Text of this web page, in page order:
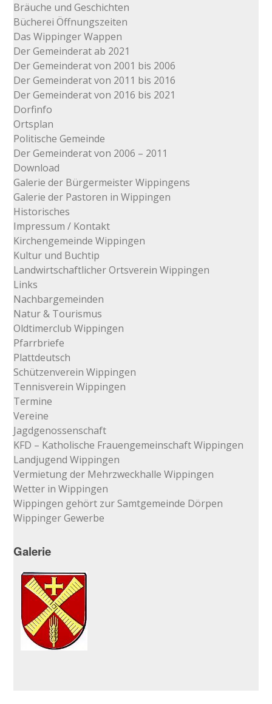
Bräuche und Geschichten
Bücherei Öffnungszeiten
Das Wippinger Wappen
Der Gemeinderat ab 2021
Der Gemeinderat von 2001 bis 2006
Der Gemeinderat von 2011 bis 2016
Der Gemeinderat von 2016 bis 2021
Dorfinfo
Ortsplan
Politische Gemeinde
Der Gemeinderat von 2006 – 2011
Download
Galerie der Bürgermeister Wippingens
Galerie der Pastoren in Wippingen
Historisches
Impressum / Kontakt
Kirchengemeinde Wippingen
Kultur und Buchtip
Landwirtschaftlicher Ortsverein Wippingen
Links
Nachbargemeinden
Natur & Tourismus
Oldtimerclub Wippingen
Pfarrbriefe
Plattdeutsch
Schützenverein Wippingen
Tennisverein Wippingen
Termine
Vereine
Jagdgenossenschaft
KFD – Katholische Frauengemeinschaft Wippingen
Landjugend Wippingen
Vermietung der Mehrzweckhalle Wippingen
Wetter in Wippingen
Wippingen gehört zur Samtgemeinde Dörpen
Wippinger Gewerbe
Galerie